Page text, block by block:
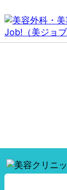
【准看護師、
師求人一覧